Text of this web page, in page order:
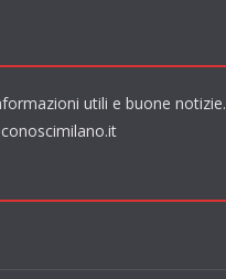
utili e buone notizie.